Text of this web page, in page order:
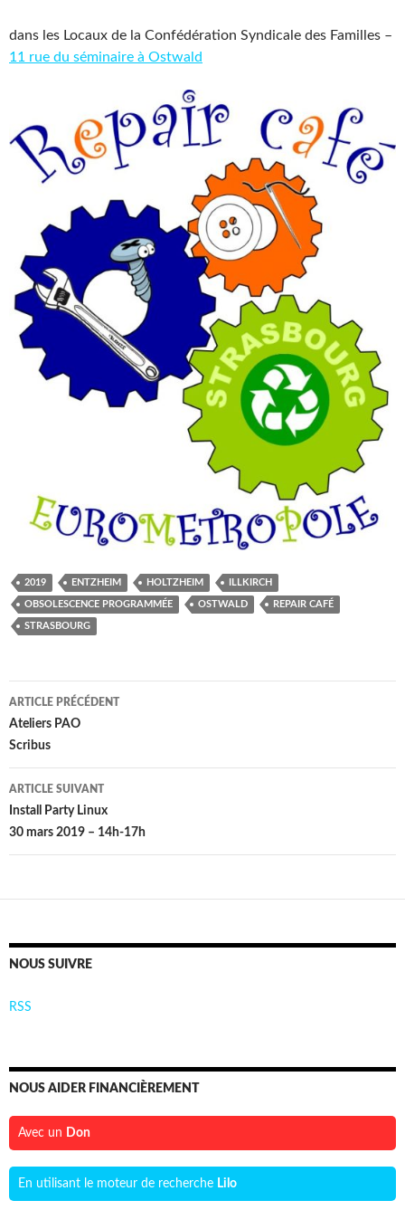
dans les Locaux de la Confédération Syndicale des Familles –
11 rue du séminaire à Ostwald
2019 ENTZHEIM HOLTZHEIM ILLKIRCH
OBSOLESCENCE PROGRAMMÉE OSTWALD REPAIR CAFÉ
STRASBOURG
Navigation
des
ARTICLE PRÉCÉDENT
Ateliers PAO
Scribus
ARTICLE SUIVANT
Install Party Linux
30 mars 2019 – 14h-17h
NOUS SUIVRE
RSS
NOUS AIDER FINANCIÈREMENT
Avec un Don
En utilisant le moteur de recherche Lilo